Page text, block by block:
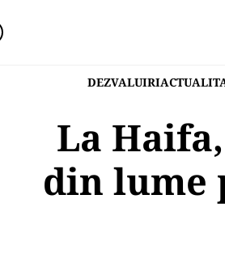
DEZVALUIRI
La
din lume